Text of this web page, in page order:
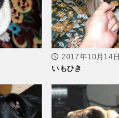
2017年10月14日
いもひき